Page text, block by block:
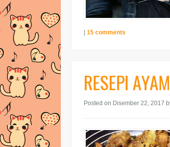
15 comments
RESEPI
Posted on Disember 22, 2017